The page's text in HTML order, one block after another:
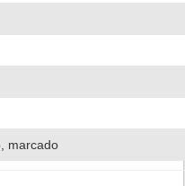
marcado